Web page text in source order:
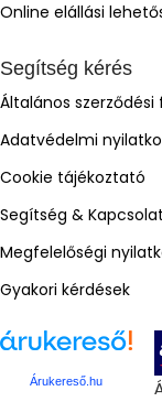
Online elállási
Segítség kérés
Általános
Adatvédelmi
Cookie tájékoztató
Segítség & Kapcsolat
Megfelelőségi
Gyakori kérdések
Árukereső.hu